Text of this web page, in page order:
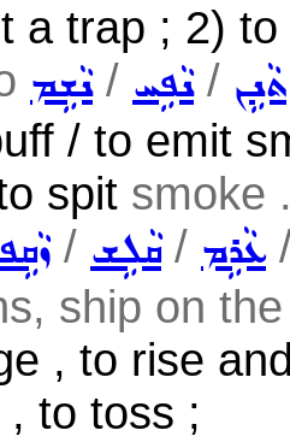
a trap ; 2)
ܢܵܫܹܡ/ ܢܵܦܹܚ/ ܬܵܢܹܢ
/ to emit
spit smoke
/ ܩܵܠܹܫ/ ܥܵܪܹܡ
ship on
, to rise
to toss ;